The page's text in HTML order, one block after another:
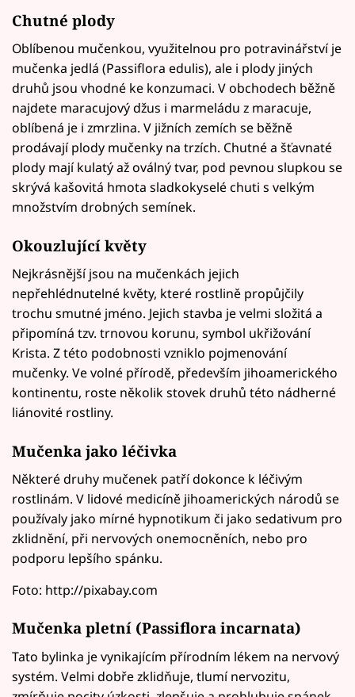
Chutné plody
Oblíbenou mučenkou, využitelnou pro potravinářství je
mučenka jedlá (Passiflora edulis), ale i plody jiných
druhů jsou vhodné ke konzumaci. V obchodech běžně
najdete maracujový džus i marmeládu z maracuje,
oblíbená je i zmrzlina. V jižních zemích se běžně
prodávají plody mučenky na trzích. Chutné a šťavnaté
plody mají kulatý až oválný tvar, pod pevnou slupkou se
skrývá kašovitá hmota sladkokyselé chuti s velkým
množstvím drobných semínek.
Okouzlující květy
Nejkrásnější jsou na mučenkách jejich
nepřehlédnutelné květy, které rostlině propůjčily
trochu smutné jméno. Jejich stavba je velmi složitá a
připomíná tzv. trnovou korunu, symbol ukřižování
Krista. Z této podobnosti vzniklo pojmenování
mučenky. Ve volné přírodě, především jihoamerického
kontinentu, roste několik stovek druhů této nádherné
liánovité rostliny.
Mučenka jako léčivka
Některé druhy mučenek patří dokonce k léčivým
rostlinám. V lidové medicíně jihoamerických národů se
používaly jako mírné hypnotikum či jako sedativum pro
zklidnění, při nervových onemocněních, nebo pro
podporu lepšího spánku.
Foto: http://pixabay.com
Mučenka pletní (Passiflora incarnata)
Tato bylinka je vynikajícím přírodním lékem na nervový
systém. Velmi dobře zklidňuje, tlumí nervozitu,